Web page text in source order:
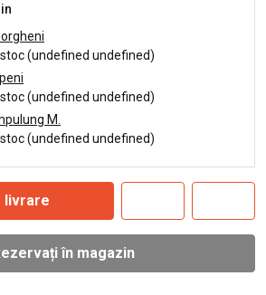
stoc (undefined undefined)
stoc (undefined undefined)
M.
stoc (undefined undefined)
livrare
în magazin